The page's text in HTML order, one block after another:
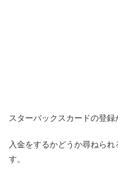
スターバックスカードの登録
入金をするかどうか尋ねら
す。